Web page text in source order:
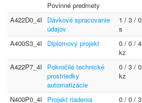
Povinné predmety
A422D0_4I
Dávkové spracovanie
údajov
1 / 3 / 0
s
A400S3_4I Diplomový projekt
0 / 0 / 4
kz
A422P7_4I
Pokročilé technické
prostriedky
automatizácie
0 / 3 / 0
kz
N400P0_4I Projekt riadenia 0 / 0 / 3